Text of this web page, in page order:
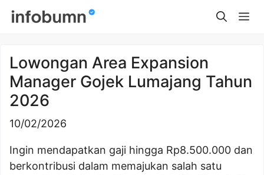
Skip
Lowongan Area Expansion
Manager Gojek Lumajang Tahun
2026
10/02/2026
Ingin mendapatkan gaji hingga Rp8.500.000 dan
berkontribusi dalam memajukan salah satu